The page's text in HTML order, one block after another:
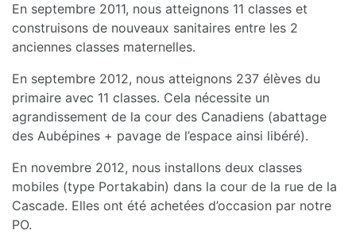
En septembre 2011, nous atteignons 11 classes et
construisons de nouveaux sanitaires entre les 2
anciennes classes maternelles.
En septembre 2012, nous atteignons 237 élèves du
primaire avec 11 classes. Cela nécessite un
agrandissement de la cour des Canadiens (abattage
des Aubépines + pavage de l’espace ainsi libéré).
En novembre 2012, nous installons deux classes
mobiles (type Portakabin) dans la cour de la rue de la
Cascade. Elles ont été achetées d’occasion par notre
PO.